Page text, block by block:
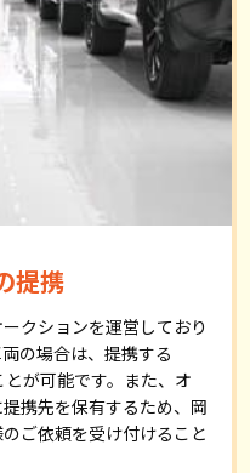
提携
クションを運営しており
の場合は、提携する
が可能です。また、オ
携先を保有するため、岡
ご依頼を受け付けること